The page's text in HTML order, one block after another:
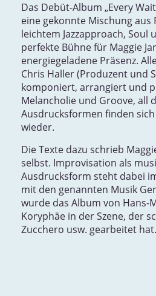
Das Debüt-Album „Every
eine gekonnte Mischung aus
leichtem Jazzapproach, Soul
perfekte Bühne für Maggie
energiegeladene Präsenz.
Chris Haller (Produzent und
komponiert, arrangiert und
Melancholie und Groove, all
Ausdrucksformen finden
wieder.
Die Texte dazu schrieb
selbst. Improvisation als
Ausdrucksform steht dabei
mit den genannten Musik
wurde das Album von Hans-
Koryphäe in der Szene, der
Zucchero usw. gearbeitet hat.